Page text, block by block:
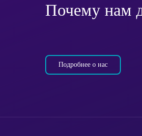
Почему нам
Подробнее о нас